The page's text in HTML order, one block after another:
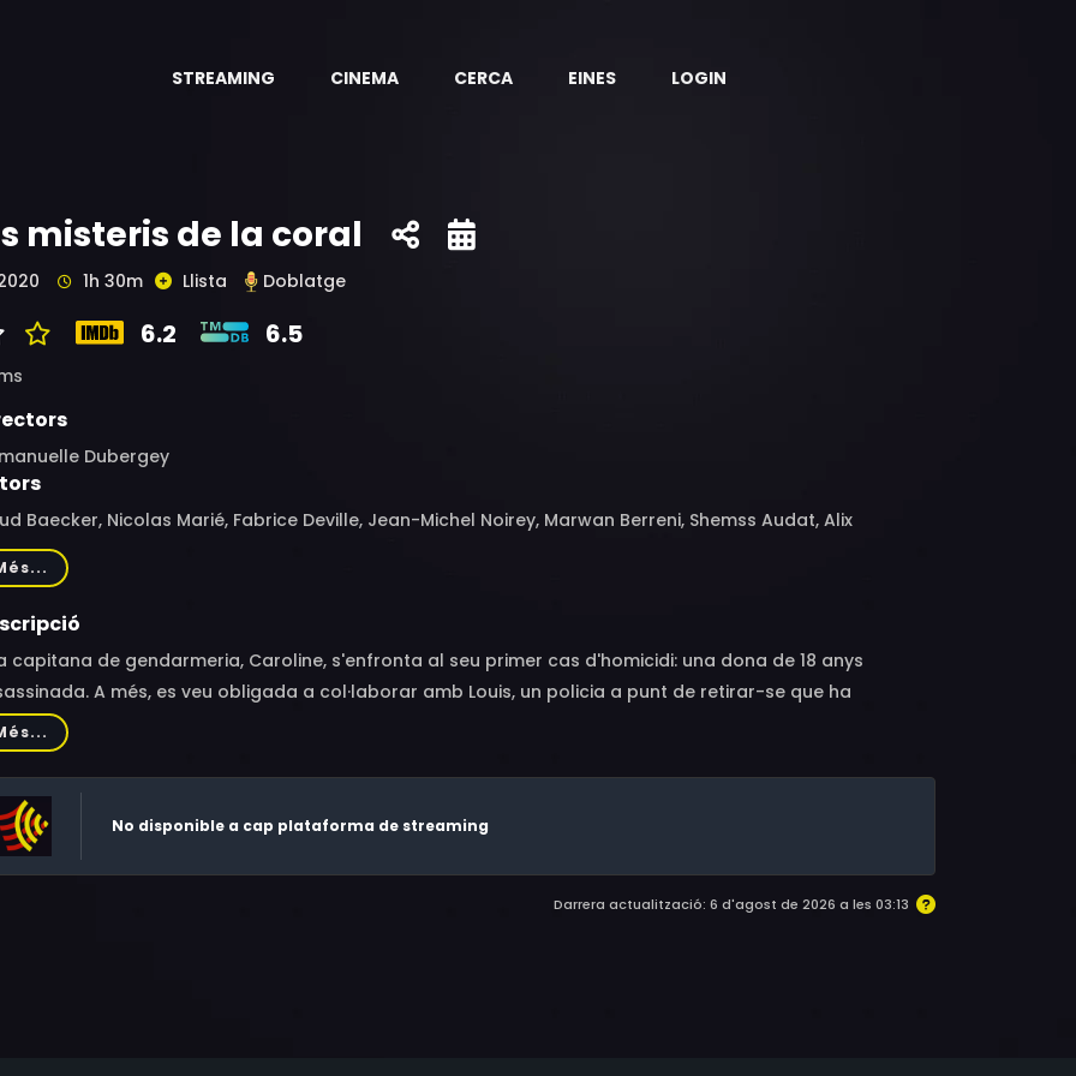
STREAMING CINEMA CERCA EINES LOGIN
misteris de la coral
1h 30m Llista Doblatge
6.2 6.5
Dubergey
Baecker, Nicolas Marié, Fabrice Deville, Jean-Michel Noirey, Marwan Berreni, Shemss Audat, Alix
Fatima Adoum, Léopoldine Serre, Aurore Planas
capitana de gendarmeria, Caroline, s'enfronta al seu primer cas d'homicidi: una dona de 18 anys
A més, es veu obligada a col·laborar amb Louis, un policia a punt de retirar-se que ha
un trasllat a la mateixa comissaria per apropar-se a la seva filla Hélène, pianista d'una coral que
molts secrets.
No disponible a cap plataforma de streaming
Darrera actualització: 6 d'agost de 2026 a les 03:13